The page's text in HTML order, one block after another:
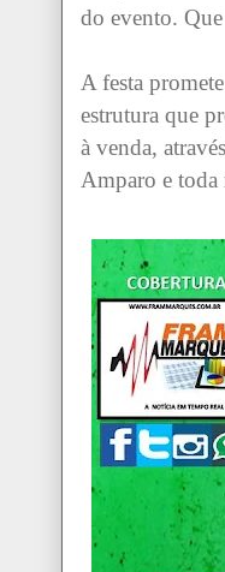
do evento.
A festa
estrutura que
à venda,
Amparo e toda